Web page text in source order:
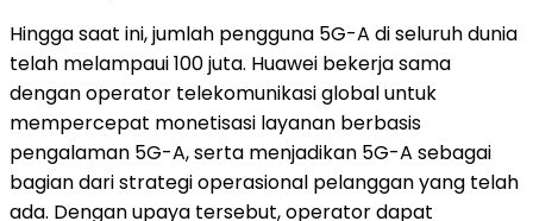
Hingga saat ini, jumlah pengguna 5G-A di seluruh dunia
telah melampaui 100 juta. Huawei bekerja sama
dengan operator telekomunikasi global untuk
mempercepat monetisasi layanan berbasis
pengalaman 5G-A, serta menjadikan 5G-A sebagai
bagian dari strategi operasional pelanggan yang telah
ada. Dengan upaya tersebut, operator dapat